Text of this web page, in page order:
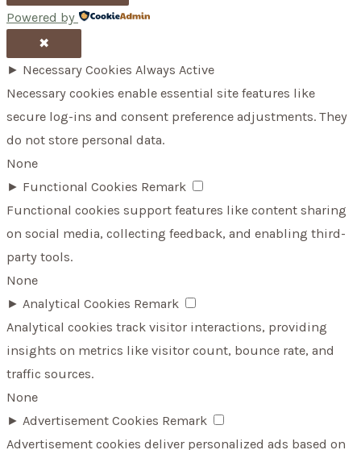
Powered by
✖
► Necessary Cookies Always Active
Necessary cookies enable essential site features like
secure log-ins and consent preference adjustments. They
do not store personal data.
None
► Functional Cookies Remark
Functional cookies support features like content sharing
on social media, collecting feedback, and enabling third-
party tools.
None
► Analytical Cookies Remark
Analytical cookies track visitor interactions, providing
insights on metrics like visitor count, bounce rate, and
traffic sources.
None
► Advertisement Cookies Remark
Advertisement cookies deliver personalized ads based on